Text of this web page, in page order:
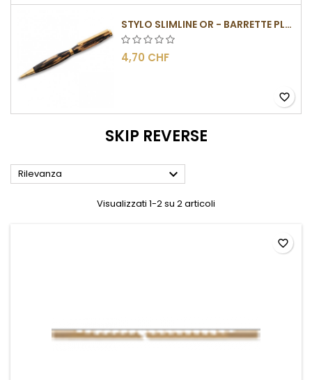
STYLO SLIMLINE OR - BARRETTE PLATE
4,70 CHF
favorite_border
SKIP REVERSE
Rilevanza 
Visualizzati 1-2 su 2 articoli
favorite_border